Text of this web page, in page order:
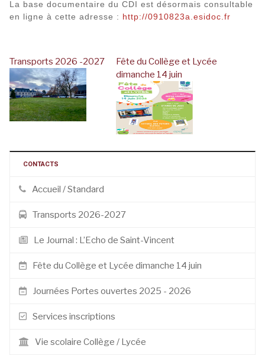
La base documentaire du CDI est désormais consultable
en ligne à cette adresse : http://0910823a.esidoc.fr
Transports 2026 -2027
Fête du Collège et Lycée
dimanche 14 juin
CONTACTS
Accueil / Standard
Transports 2026-2027
Le Journal : L’Echo de Saint-Vincent
Fête du Collège et Lycée dimanche 14 juin
Journées Portes ouvertes 2025 - 2026
Services inscriptions
Vie scolaire Collège / Lycée